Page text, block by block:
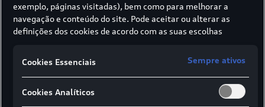
exemplo, páginas visitadas), bem como para melhorar a
navegação e conteúdo do site. Pode aceitar ou alterar as
definições dos cookies de acordo com as suas escolhas
informações sobre como a SIVA recolhe e trata cookies,
consulte a Política de cookies
Cookies Essenciais Sempre ativos
Cookies Analíticos